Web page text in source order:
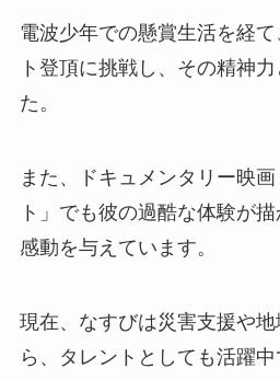
電波少年での懸賞生活を経
ト登頂に挑戦し、その精神
た。
また、ドキュメンタリー映
ト」でも彼の過酷な体験が
感動を与えています。
現在、なすびは災害支援や
ら、タレントとしても活躍中